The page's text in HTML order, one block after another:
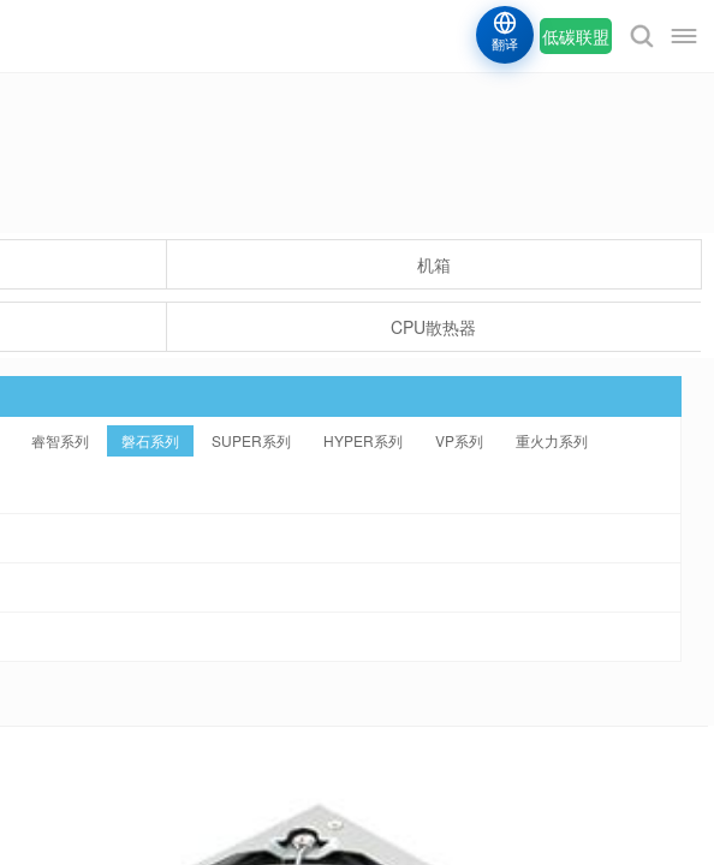
低碳联盟
翻译
机箱
CPU散热器
睿智系列 磐石系列 SUPER系列 HYPER系列 VP系列 重火力系列